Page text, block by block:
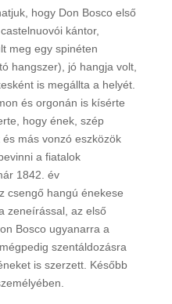
hogy Don Bosco első
kántor,
meg egy spinéten
hangszer), jó hangja volt,
is megállta a helyét.
és orgonán is kísérte
hogy ének, szép
más vonzó eszközök
a fiatalok
1842. év
csengő hangú énekese
zeneírással, az első
Bosco ugyanarra a
szentáldozásra
is szerzett. Később